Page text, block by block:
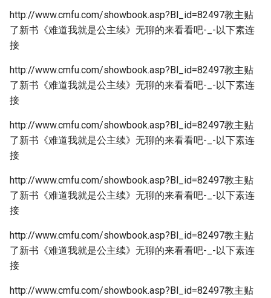
http://www.cmfu.com/showbook.asp?Bl_id=82497教主贴
了新书《难道我就是公主续》无聊的来看看吧-_-以下素连
接
http://www.cmfu.com/showbook.asp?Bl_id=82497教主贴
了新书《难道我就是公主续》无聊的来看看吧-_-以下素连
接
http://www.cmfu.com/showbook.asp?Bl_id=82497教主贴
了新书《难道我就是公主续》无聊的来看看吧-_-以下素连
接
http://www.cmfu.com/showbook.asp?Bl_id=82497教主贴
了新书《难道我就是公主续》无聊的来看看吧-_-以下素连
接
http://www.cmfu.com/showbook.asp?Bl_id=82497教主贴
了新书《难道我就是公主续》无聊的来看看吧-_-以下素连
接
http://www.cmfu.com/showbook.asp?Bl_id=82497教主贴